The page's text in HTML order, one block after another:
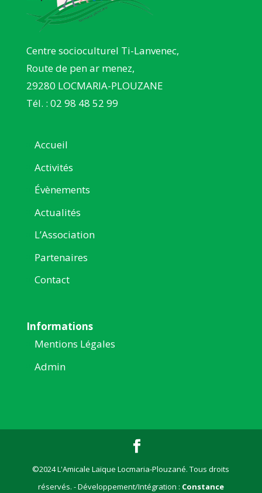
Centre socioculturel Ti-Lanvenec,
Route de pen ar menez,
29280 LOCMARIA-PLOUZANE
Tél. : 02 98 48 52 99
Accueil
Activités
Évènements
Actualités
L’Association
Partenaires
Contact
Informations
Mentions Légales
Admin
©2024 L'Amicale Laïque Locmaria-Plouzané. Tous droits
réservés. - Développement/Intégration : Constance